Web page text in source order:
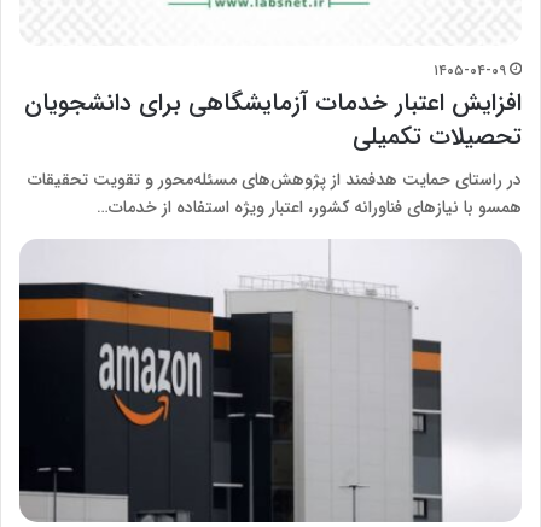
۱۴۰۵-۰۴-۰۹
افزایش اعتبار خدمات آزمایشگاهی برای دانشجویان
تحصیلات تکمیلی
در راستای حمایت هدفمند از پژوهش‌های مسئله‌محور و تقویت تحقیقات
همسو با نیازهای فناورانه کشور، اعتبار ویژه استفاده از خدمات…